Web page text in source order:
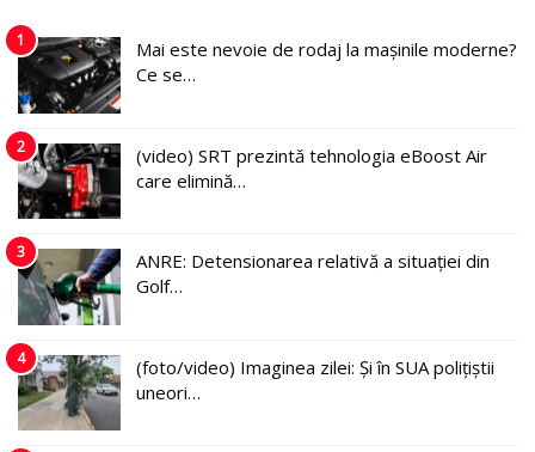
1
Mai este nevoie de rodaj la mașinile moderne?
Ce se…
2
(video) SRT prezintă tehnologia eBoost Air
care elimină…
3
ANRE: Detensionarea relativă a situației din
Golf…
4
(foto/video) Imaginea zilei: Și în SUA polițiștii
uneori…